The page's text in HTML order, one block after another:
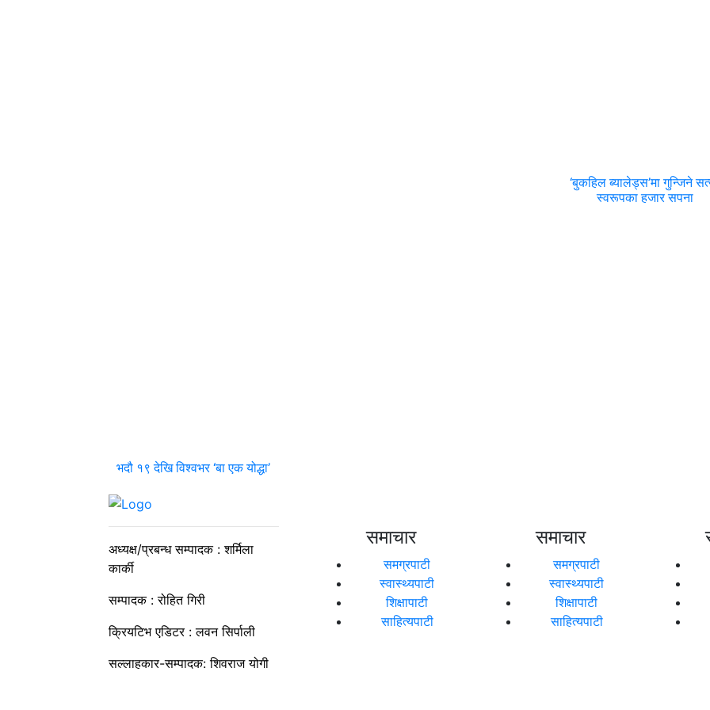
भदौ १९ देखि विश्वभर ‘बा एक योद्धा’
‘बुकहिल ब्यालेड्स’मा गुन्जिने
स्वरूपका हजार सपना
अध्यक्ष/प्रबन्ध सम्पादक : शर्मिला
कार्की
सम्पादक : रोहित गिरी
क्रियटिभ एडिटर : लवन सिर्पाली
सल्लाहकार-सम्पादक: शिवराज योगी
समाचार
समग्रपाटी
स्वास्थ्यपाटी
शिक्षापाटी
साहित्यपाटी
समाचार
समग्रपाटी
स्वास्थ्यपाटी
शिक्षापाटी
साहित्यपाटी